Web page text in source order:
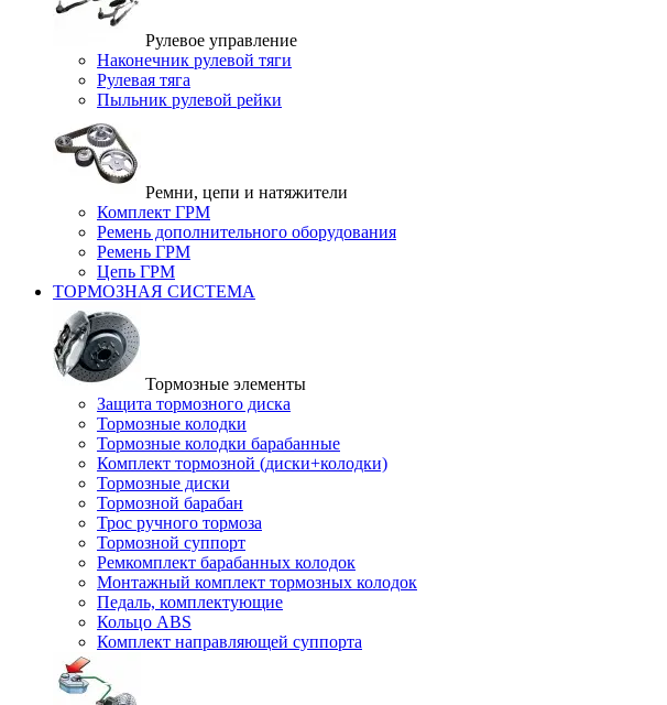
Рулевое управление
Наконечник рулевой тяги
Рулевая тяга
Пыльник рулевой рейки
Ремни, цепи и натяжители
Комплект ГРМ
Ремень дополнительного оборудования
Ремень ГРМ
Цепь ГРМ
ТОРМОЗНАЯ СИСТЕМА
Тормозные элементы
Защита тормозного диска
Тормозные колодки
Тормозные колодки барабанные
Комплект тормозной (диски+колодки)
Тормозные диски
Тормозной барабан
Трос ручного тормоза
Тормозной суппорт
Ремкомплект барабанных колодок
Монтажный комплект тормозных колодок
Педаль, комплектующие
Кольцо ABS
Комплект направляющей суппорта